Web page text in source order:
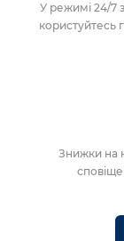
У режимі 24/7
користуйтесь
Знижки на